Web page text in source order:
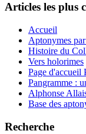
Articles les plus
Accueil
Aptonymes
Histoire du
Vers holorimes
Page d'accueil
Pangramme :
Alphonse
Base des
Recherche